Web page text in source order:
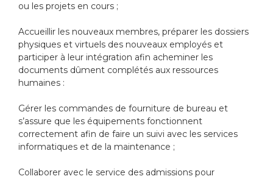
ou les projets en cours ;
Accueillir les nouveaux membres, préparer les dossiers
physiques et virtuels des nouveaux employés et
participer à leur intégration afin acheminer les
documents dûment complétés aux ressources
humaines :
Gérer les commandes de fourniture de bureau et
s’assure que les équipements fonctionnent
correctement afin de faire un suivi avec les services
informatiques et de la maintenance ;
Collaborer avec le service des admissions pour